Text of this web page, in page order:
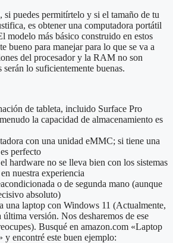
si puedes permitírtelo y si el tamaño de tu
es obtener una computadora portátil
modelo más básico construido en estos
bueno para manejar para lo que se va a
del procesador y la RAM no son
serán lo suficientemente buenas.
de tableta, incluido Surface Pro
la capacidad de almacenamiento es
con una unidad eMMC; si tiene una
perfecto
hardware no se lleva bien con los sistemas
nuestra experiencia
o de segunda mano (aunque
absoluto)
una laptop con Windows 11 (Actualmente,
versión. Nos desharemos de ese
Busqué en amazon.com «Laptop
y encontré este buen ejemplo: